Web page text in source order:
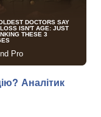
Аналітик